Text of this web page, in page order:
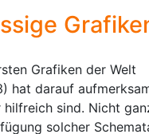
Grafiken der Welt
hat darauf
sind. Nicht
solcher